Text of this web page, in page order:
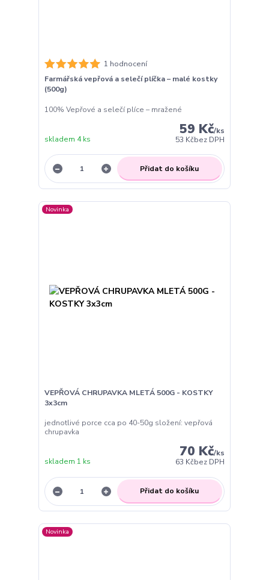
1 hodnocení
Farmářská vepřová a selečí plíčka – malé kostky
(500g)
100% Vepřové a selečí plíce – mražené
59 Kč/ks
53 Kčbez DPH
skladem 4 ks
Přidat do košíku
Novinka
VEPŘOVÁ CHRUPAVKA MLETÁ 500G - KOSTKY
3x3cm
jednotlivé porce cca po 40-50g složení: vepřová
chrupavka
70 Kč/ks
63 Kčbez DPH
skladem 1 ks
Přidat do košíku
Novinka